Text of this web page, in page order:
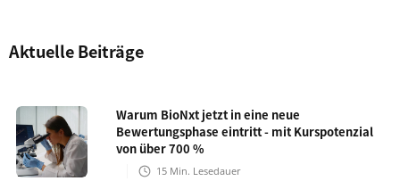
Aktuelle Beiträge
Warum BioNxt jetzt in eine neue
Bewertungsphase eintritt - mit Kurspotenzial
von über 700 %
15 Min. Lesedauer